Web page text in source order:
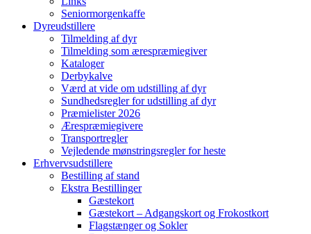
Seniormorgenkaffe
Dyreudstillere
Tilmelding af dyr
Tilmelding som ærespræmiegiver
Kataloger
Derbykalve
Værd at vide om udstilling af dyr
Sundhedsregler for udstilling af dyr
Præmielister 2026
Ærespræmiegivere
Transportregler
Vejledende mønstringsregler for heste
Erhvervsudstillere
Bestilling af stand
Ekstra Bestillinger
Gæstekort
Gæstekort – Adgangskort og Frokostkort
Flagstænger og Sokler